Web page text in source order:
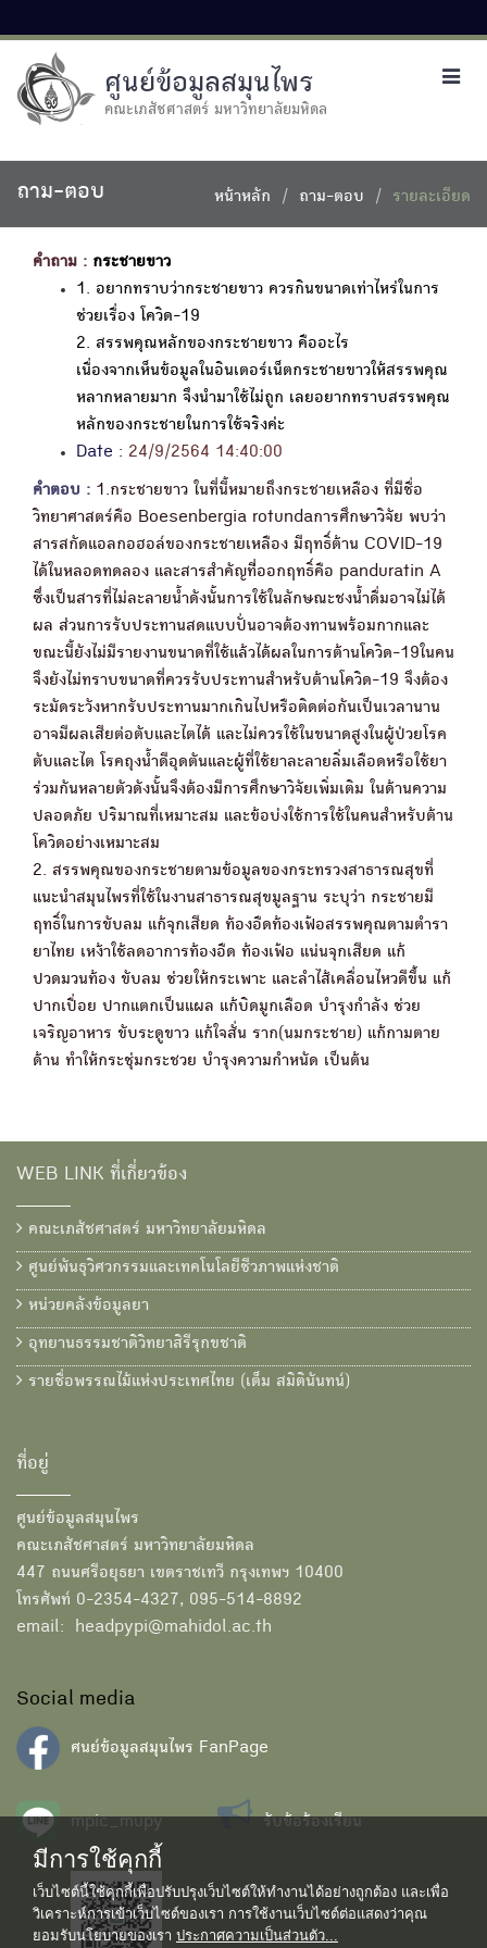
ศูนย์ข้อมูลสมุนไพร
คณะเภสัชศาสตร์ มหาวิทยาลัยมหิดล
ถาม-ตอบ หน้าหลัก ถาม-ตอบ รายละเอียด
คำถาม : กระชายขาว
1. อยากทราบว่ากระชายขาว ควรกินขนาดเท่าไหร่ในการ
ช่วยเรื่อง โควิด-19
2. สรรพคุณหลักของกระชายขาว คืออะไร
เนื่องจากเห็นข้อมูลในอินเตอร์เน็ตกระชายขาวให้สรรพคุณ
หลากหลายมาก จึงนำมาใช้ไม่ถูก เลยอยากทราบสรรพคุณ
หลักของกระชายในการใช้จริงค่ะ
Date : 24/9/2564 14:40:00
คำตอบ : 1.กระชายขาว ในที่นี้หมายถึงกระชายเหลือง ที่มีชื่อ
วิทยาศาสตร์คือ Boesenbergia rotundaการศึกษาวิจัย พบว่า
สารสกัดแอลกอฮอล์ของกระชายเหลือง มีฤทธิ์ต้าน COVID-19
ได้ในหลอดทดลอง และสารสำคัญที่่ออกฤทธิ์คือ panduratin A
ซึ่งเป็นสารที่ไม่ละลายน้ำดังนั้นการใช้ในลักษณะชงน้ำดื่มอาจไม่ได้
ผล ส่วนการรับประทานสดแบบปั่นอาจต้องทานพร้อมกากและ
ขณะนี้ยังไม่มีรายงานขนาดที่ใช้แล้วได้ผลในการต้านโควิด-19ในคน
จึงยังไม่ทราบขนาดที่ควรรับประทานสำหรับต้านโควิด-19 จึงต้อง
ระมัดระวังหากรับประทานมากเกินไปหรือติดต่อกันเป็นเวลานาน
อาจมีผลเสียต่อตับและไตได้ และไม่ควรใช้ในขนาดสูงในผู้ป่วยโรค
ตับและไต โรคถุงน้ำดีอุดตันและผู้ที่ใช้ยาละลายลิ่มเลือดหรือใช้ยา
ร่วมกันหลายตัวดังนั้นจึงต้องมีการศึกษาวิจัยเพิ่มเติม ในด้านความ
ปลอดภัย ปริมาณที่เหมาะสม และข้อบ่งใช้การใช้ในคนสำหรับต้าน
โควิดอย่างเหมาะสม
2. สรรพคุณของกระชายตามข้อมูลของกระทรวงสาธารณสุขที่
แนะนำสมุนไพรที่ใช้ในงานสาธารณสุขมูลฐาน ระบุว่า กระชายมี
ฤทธิ์ในการขับลม แก้จุกเสียด ท้องอืดท้องเฟ้อสรรพคุณตามตำรา
ยาไทย เหง้าใช้ลดอาการท้องอืด ท้องเฟ้อ แน่นจุกเสียด แก้
ปวดมวนท้อง ขับลม ช่วยให้กระเพาะ และลำไส้เคลื่อนไหวดีขึ้น แก้
ปากเปื่อย ปากแตกเป็นแผล แก้บิดมูกเลือด บำรุงกำลัง ช่วย
เจริญอาหาร ขับระดูขาว แก้ใจสั่น ราก(นมกระชาย) แก้กามตาย
ด้าน ทำให้กระชุ่มกระชวย บำรุงความกำหนัด เป็นต้น
WEB LINK ที่เกี่ยวข้อง
คณะเภสัชศาสตร์ มหาวิทยาลัยมหิดล
ศูนย์พันธุวิศวกรรมและเทคโนโลยีชีวภาพแห่งชาติ
หน่วยคลังข้อมูลยา
อุทยานธรรมชาติวิทยาสิรีรุกขชาติ
รายชื่อพรรณไม้แห่งประเทศไทย (เต็ม สมิตินันทน์)
ที่อยู่
ศูนย์ข้อมูลสมุนไพร
คณะเภสัชศาสตร์ มหาวิทยาลัยมหิดล
447 ถนนศรีอยุธยา เขตราชเทวี กรุงเทพฯ 10400
โทรศัพท์ 0-2354-4327, 095-514-8892
email: headpypi@mahidol.ac.th
Social media
ศนย์ข้อมูลสมุนไพร FanPage
mpic_mupy รับข้อร้องเรียน
มีการใช้คุกกี้
เว็บไซต์นี้ใช้คุกกี้เพื่อปรับปรุงเว็บไซต์ให้ทำงานได้อย่างถูกต้อง และเพื่อ
วิเคราะห์การเข้าเว็บไซต์ของเรา การใช้งานเว็บไซต์ต่อแสดงว่าคุณ
ยอมรับนโยบายของเรา ประกาศความเป็นส่วนตัว...